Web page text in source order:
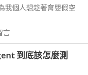
我個人想趁著育嬰假空
言
到底該怎麼測